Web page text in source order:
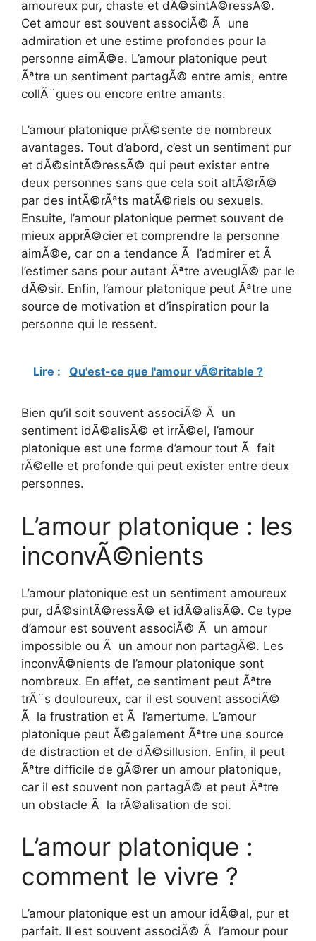
amoureux pur, chaste et dÃ©sintÃ©ressÃ©.
Cet amour est souvent associÃ© Ã une
admiration et une estime profondes pour la
personne aimÃ©e. L’amour platonique peut
Ãªtre un sentiment partagÃ© entre amis, entre
collÃ¨gues ou encore entre amants.
L’amour platonique prÃ©sente de nombreux
avantages. Tout d’abord, c’est un sentiment pur
et dÃ©sintÃ©ressÃ© qui peut exister entre
deux personnes sans que cela soit altÃ©rÃ©
par des intÃ©rÃªts matÃ©riels ou sexuels.
Ensuite, l’amour platonique permet souvent de
mieux apprÃ©cier et comprendre la personne
aimÃ©e, car on a tendance Ã l’admirer et Ã
l’estimer sans pour autant Ãªtre aveuglÃ© par le
dÃ©sir. Enfin, l’amour platonique peut Ãªtre une
source de motivation et d’inspiration pour la
personne qui le ressent.
Lire : Qu'est-ce que l'amour vÃ©ritable ?
Bien qu’il soit souvent associÃ© Ã un
sentiment idÃ©alisÃ© et irrÃ©el, l’amour
platonique est une forme d’amour tout Ã fait
rÃ©elle et profonde qui peut exister entre deux
personnes.
L’amour platonique : les
inconvÃ©nients
L’amour platonique est un sentiment amoureux
pur, dÃ©sintÃ©ressÃ© et idÃ©alisÃ©. Ce type
d’amour est souvent associÃ© Ã un amour
impossible ou Ã un amour non partagÃ©. Les
inconvÃ©nients de l’amour platonique sont
nombreux. En effet, ce sentiment peut Ãªtre
trÃ¨s douloureux, car il est souvent associÃ©
Ã la frustration et Ã l’amertume. L’amour
platonique peut Ã©galement Ãªtre une source
de distraction et de dÃ©sillusion. Enfin, il peut
Ãªtre difficile de gÃ©rer un amour platonique,
car il est souvent non partagÃ© et peut Ãªtre
un obstacle Ã la rÃ©alisation de soi.
L’amour platonique :
comment le vivre ?
L’amour platonique est un amour idÃ©al, pur et
parfait. Il est souvent associÃ© Ã l’amour pour